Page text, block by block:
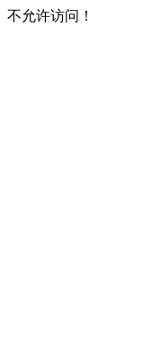
不允许访问！